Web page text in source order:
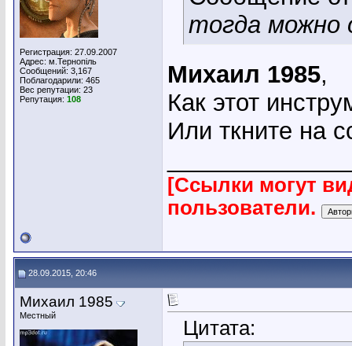
Регистрация: 27.09.2007
Адрес: м.Тернопіль
Сообщений: 3,167
Поблагодарили: 465
Вес репутации: 23
Репутация: 108
тогда можно
Михаил 1985,
Как этот
Или ткните на
[Ссылки могут
пользователи.
28.09.2015, 20:46
Михаил 1985
Местный
Цитата: